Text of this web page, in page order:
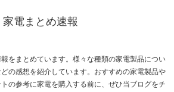
家電まとめ速報
をまとめています。様々な種類の家電製品につい
の感想を紹介しています。おすすめの家電製品や
の参考に家電を購入する前に、ぜひ当ブログをチ